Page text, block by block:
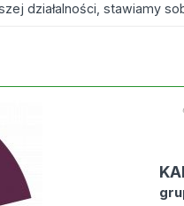
działalności, stawiamy
grupa